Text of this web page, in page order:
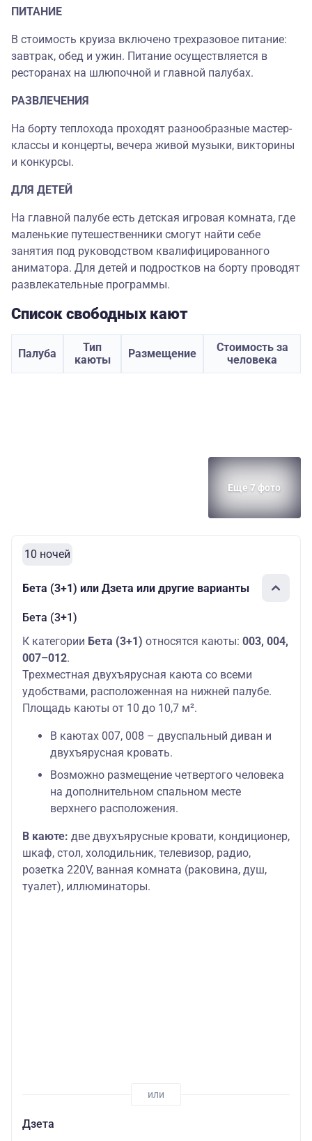
ПИТАНИЕ
В стоимость круиза включено трехразовое питание:
завтрак, обед и ужин. Питание осуществляется в
ресторанах на шлюпочной и главной палубах.
РАЗВЛЕЧЕНИЯ
На борту теплохода проходят разнообразные мастер-
классы и концерты, вечера живой музыки, викторины
и конкурсы.
ДЛЯ ДЕТЕЙ
На главной палубе есть детская игровая комната, где
маленькие путешественники смогут найти себе
занятия под руководством квалифицированного
аниматора. Для детей и подростков на борту проводят
развлекательные программы.
Список свободных кают
Палуба
Тип
каюты
Размещение
Стоимость за
человека
Еще 7 фото
10 ночей
Бета (3+1) или Дзета или другие варианты
Бета (3+1)
К категории Бета (3+1) относятся каюты: 003, 004,
007–012.
Трехместная двухъярусная каюта со всеми
удобствами, расположенная на нижней палубе.
Площадь каюты от 10 до 10,7 м².
В каютах 007, 008 – двуспальный диван и
двухъярусная кровать.
Возможно размещение четвертого человека
на дополнительном спальном месте
верхнего расположения.
В каюте: две двухъярусные кровати, кондиционер,
шкаф, стол, холодильник, телевизор, радио,
розетка 220V, ванная комната (раковина, душ,
туалет), иллюминаторы.
Дзета